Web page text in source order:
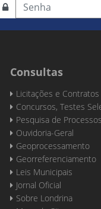
Consultas
Licitações e Contratos
Concursos, Testes
Pesquisa de Processos
Ouvidoria-Geral
Geoprocessamento
Georreferenciamento
Leis Municipais
Jornal Oficial
Sobre Londrina